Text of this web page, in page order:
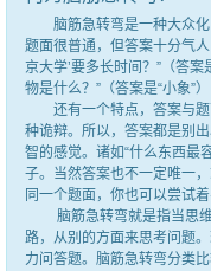
脑筋急转弯是一种大众化
题面很普通，但答案十分气
京大学’要多长时间？”（答
物是什么？”（答案是“小象”
还有一个特点，答案与题
种诡辩。所以，答案都是别
智的感觉。诸如“什么东西最
子。当然答案也不一定唯一
同一个题面，你也可以尝试
脑筋急转弯就是指当思维
路，从别的方面来思考问题
力问答题。脑筋急转弯分类